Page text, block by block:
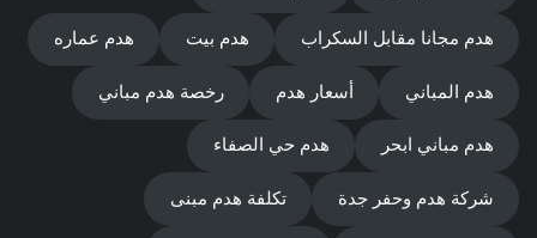
هدم مجانا مقابل السكراب هدم بيت هدم عماره
هدم المباني أسعار هدم رخصة هدم مباني
هدم مباني ابحر هدم حي الصفاء
شركة هدم وحفر جدة تكلفة هدم مبنى